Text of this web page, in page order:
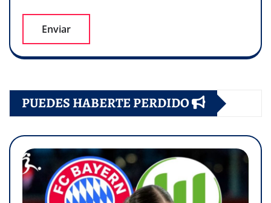
PUEDES HABERTE PERDIDO